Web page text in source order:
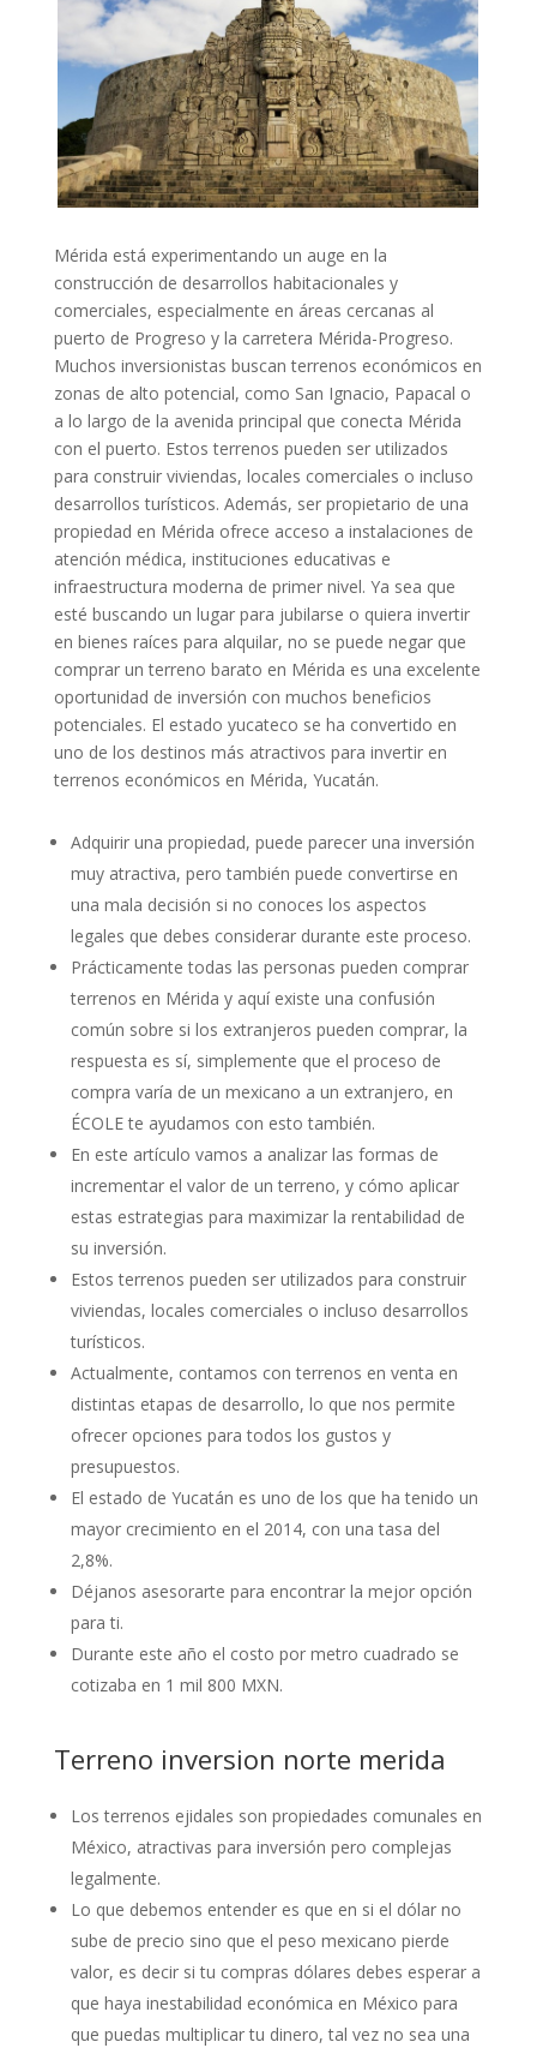
Mérida está experimentando un auge en la
construcción de desarrollos habitacionales y
comerciales, especialmente en áreas cercanas al
puerto de Progreso y la carretera Mérida-Progreso.
Muchos inversionistas buscan terrenos económicos en
zonas de alto potencial, como San Ignacio, Papacal o
a lo largo de la avenida principal que conecta Mérida
con el puerto. Estos terrenos pueden ser utilizados
para construir viviendas, locales comerciales o incluso
desarrollos turísticos. Además, ser propietario de una
propiedad en Mérida ofrece acceso a instalaciones de
atención médica, instituciones educativas e
infraestructura moderna de primer nivel. Ya sea que
esté buscando un lugar para jubilarse o quiera invertir
en bienes raíces para alquilar, no se puede negar que
comprar un terreno barato en Mérida es una excelente
oportunidad de inversión con muchos beneficios
potenciales. El estado yucateco se ha convertido en
uno de los destinos más atractivos para invertir en
terrenos económicos en Mérida, Yucatán.
Adquirir una propiedad, puede parecer una inversión
muy atractiva, pero también puede convertirse en
una mala decisión si no conoces los aspectos
legales que debes considerar durante este proceso.
Prácticamente todas las personas pueden comprar
terrenos en Mérida y aquí existe una confusión
común sobre si los extranjeros pueden comprar, la
respuesta es sí, simplemente que el proceso de
compra varía de un mexicano a un extranjero, en
ÉCOLE te ayudamos con esto también.
En este artículo vamos a analizar las formas de
incrementar el valor de un terreno, y cómo aplicar
estas estrategias para maximizar la rentabilidad de
su inversión.
Estos terrenos pueden ser utilizados para construir
viviendas, locales comerciales o incluso desarrollos
turísticos.
Actualmente, contamos con terrenos en venta en
distintas etapas de desarrollo, lo que nos permite
ofrecer opciones para todos los gustos y
presupuestos.
El estado de Yucatán es uno de los que ha tenido un
mayor crecimiento en el 2014, con una tasa del
2,8%.
Déjanos asesorarte para encontrar la mejor opción
para ti.
Durante este año el costo por metro cuadrado se
cotizaba en 1 mil 800 MXN.
Terreno inversion norte merida
Los terrenos ejidales son propiedades comunales en
México, atractivas para inversión pero complejas
legalmente.
Lo que debemos entender es que en si el dólar no
sube de precio sino que el peso mexicano pierde
valor, es decir si tu compras dólares debes esperar a
que haya inestabilidad económica en México para
que puedas multiplicar tu dinero, tal vez no sea una